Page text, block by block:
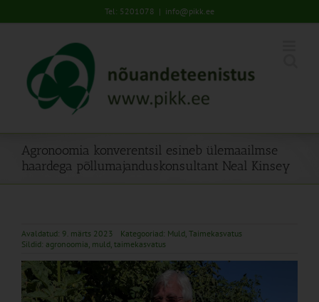
to
Tel: 5201078 | info@pikk.ee
Agronoomia konverentsil esineb ülemaailmse
haardega põllumajanduskonsultant Neal Kinsey
Avaldatud: 9. märts 2023 Kategooriad: Muld, Taimekasvatus
Sildid: agronoomia, muld, taimekasvatus